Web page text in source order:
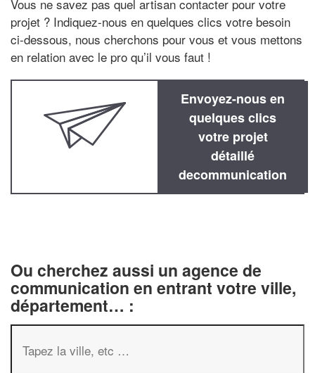
Vous ne savez pas quel artisan contacter pour votre
projet ? Indiquez-nous en quelques clics votre besoin
ci-dessous, nous cherchons pour vous et vous mettons
en relation avec le pro qu’il vous faut !
Envoyez-nous en
quelques clics
votre projet
détaillé
decommunication
Ou cherchez aussi un agence de
communication en entrant votre ville,
département… :